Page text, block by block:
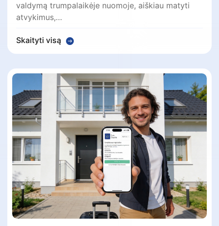
valdymą trumpalaikėje nuomoje, aiškiau matyti
atvykimus,…
Skaityti visą